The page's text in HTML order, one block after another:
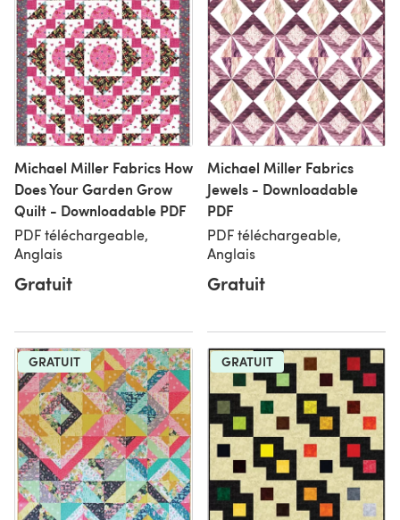
Michael Miller Fabrics How
Does Your Garden Grow
Quilt - Downloadable PDF
PDF téléchargeable,
Anglais
Gratuit
Michael Miller Fabrics
Jewels - Downloadable
PDF
PDF téléchargeable,
Anglais
Gratuit
GRATUIT GRATUIT